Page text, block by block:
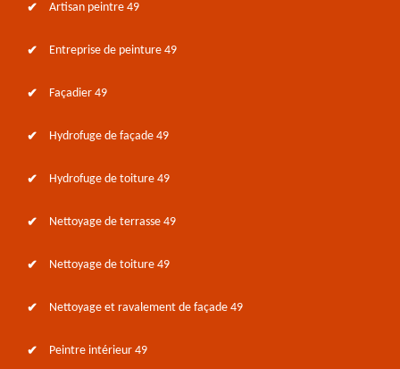
Artisan peintre 49
Entreprise de peinture 49
Façadier 49
Hydrofuge de façade 49
Hydrofuge de toiture 49
Nettoyage de terrasse 49
Nettoyage de toiture 49
Nettoyage et ravalement de façade 49
Peintre intérieur 49